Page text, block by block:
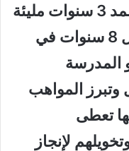
حيث بدأت مسيرتي المهنية لمد 3 سنوات مليئة
بالعمل المتواصل والتي تعادل 8 سنوات في
المدرسة
وتبرز المواهب
تعطى
لإنجاز